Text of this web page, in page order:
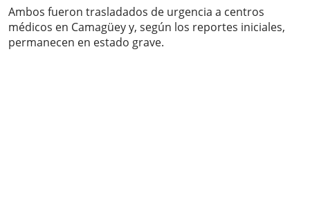
Ambos fueron trasladados de urgencia a centros
médicos en Camagüey y, según los reportes iniciales,
permanecen en estado grave.